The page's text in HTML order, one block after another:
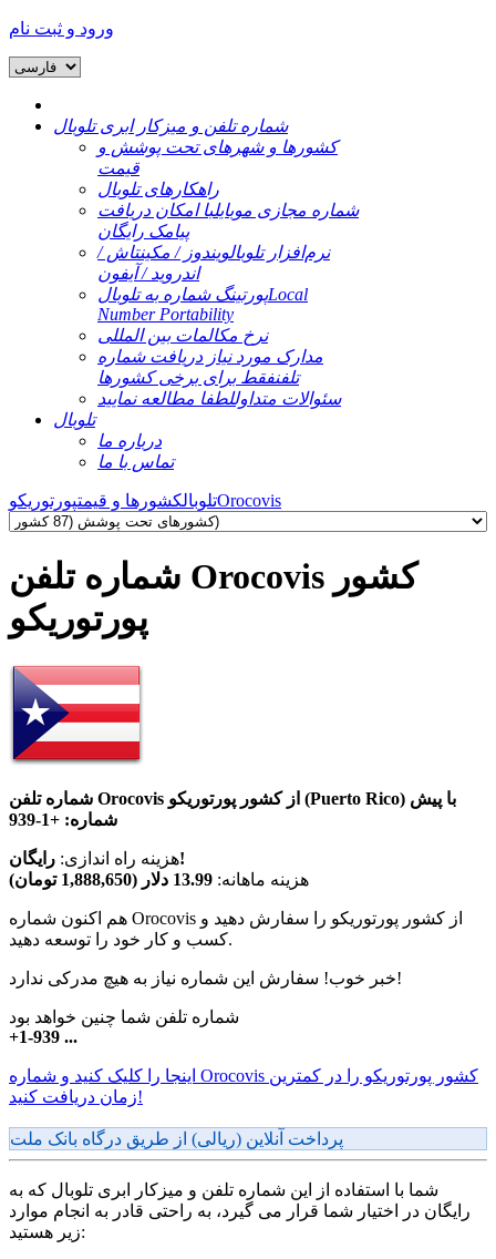
ورود و ثبت نام
شماره تلفن و میزکار ابری تلوبال
کشورها و شهرهای تحت پوشش و
قیمت
راهکارهای تلوبال
شماره مجازی موبایلبا امکان دریافت
پیامک رایگان
نرم‌افزار تلوبالویندوز / مکینتاش /
اندروید / آیفون
پورتینگ شماره به تلوبالLocal
Number Portability
نرخ مکالمات بین المللی
مدارک مورد نیاز دریافت شماره
تلفنفقط برای برخی کشورها
سئوالات متداوللطفا مطالعه نمایید
تلوبال
درباره ما
تماس با ما
تلوبالکشورها و قیمتپورتوریکو Orocovis
شماره تلفن Orocovis کشور
پورتوریکو
شماره تلفن Orocovis از کشور پورتوریکو (Puerto Rico) با پیش
شماره: +1-939
هزینه راه اندازی:رایگان!
هزینه ماهانه: 13.99 دلار (1,888,650 تومان)
هم اکنون شماره Orocovis از کشور پورتوریکو را سفارش دهید و
کسب و کار خود را توسعه دهید.
خبر خوب! سفارش این شماره نیاز به هیچ مدرکی ندارد!
شماره تلفن شما چنین خواهد بود
+1-939 ...
اینجا را کلیک کنید و شماره Orocovis کشور پورتوریکو را در کمترین
زمان دریافت کنید!
پرداخت آنلاین (ریالی) از طریق درگاه بانک ملت
شما با استفاده از این شماره تلفن و میزکار ابری تلوبال که به
رایگان در اختیار شما قرار می گیرد، به راحتی قادر به انجام موارد
زیر هستید: